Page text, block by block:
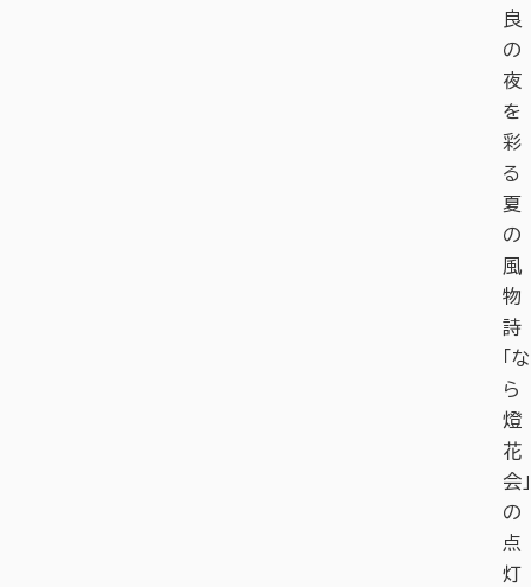
良
の
夜
を
彩
る
夏
の
風
物
詩
「な
ら
燈
花
会」
の
点
灯